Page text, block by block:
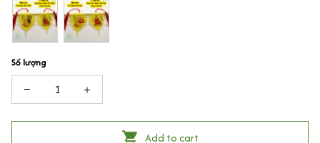
Số lượng
Add to cart